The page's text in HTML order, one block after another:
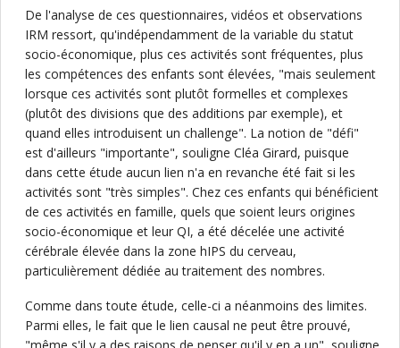
De l'analyse de ces questionnaires, vidéos et observations
IRM ressort, qu'indépendamment de la variable du statut
socio-économique, plus ces activités sont fréquentes, plus
les compétences des enfants sont élevées, "mais seulement
lorsque ces activités sont plutôt formelles et complexes
(plutôt des divisions que des additions par exemple), et
quand elles introduisent un challenge". La notion de "défi"
est d'ailleurs "importante", souligne Cléa Girard, puisque
dans cette étude aucun lien n'a en revanche été fait si les
activités sont "très simples". Chez ces enfants qui bénéficient
de ces activités en famille, quels que soient leurs origines
socio-économique et leur QI, a été décelée une activité
cérébrale élevée dans la zone hIPS du cerveau,
particulièrement dédiée au traitement des nombres.
Comme dans toute étude, celle-ci a néanmoins des limites.
Parmi elles, le fait que le lien causal ne peut être prouvé,